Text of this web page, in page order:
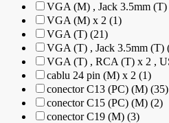
VGA (M) , Jack 3.5mm (T)
VGA (M) x 2 (1)
VGA (T) (21)
VGA (T) , Jack 3.5mm (T)
VGA (T) , RCA (T) x 2 ,
cablu 24 pin (M) x 2 (1)
conector C13 (PC) (M) (35)
conector C15 (PC) (M) (2)
conector C19 (M) (3)